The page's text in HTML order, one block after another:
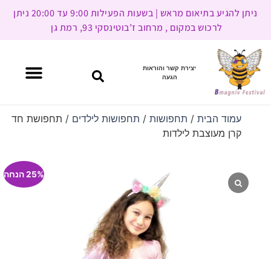
ניתן להגיע בתיאום מראש | בשעות הפעילות 9:00 עד 20:00 ניתן
לרכוש במקום , מרחוב ז’בוטינסקי 93, רמת גן
יצירת קשר והוראות
הגעה
עמוד הבית/ תחפושות/ תחפושות לילדים / תחפושת חד
קרן מעוצבת לילדות
25% הנחה